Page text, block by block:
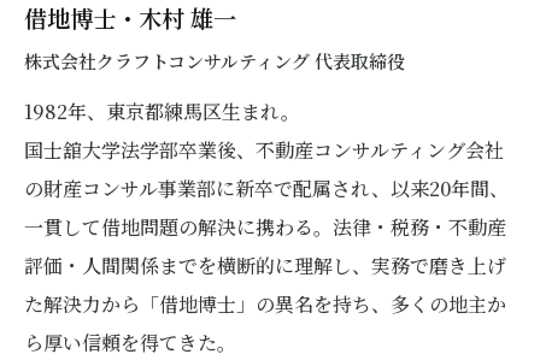
借地博士・木村 雄一
株式会社クラフトコンサルティング 代表取締役
1982年、東京都練馬区生まれ。
国士舘大学法学部卒業後、不動産コンサルティング会社
の財産コンサル事業部に新卒で配属され、以来20年間、
一貫して借地問題の解決に携わる。法律・税務・不動産
評価・人間関係までを横断的に理解し、実務で磨き上げ
た解決力から「借地博士」の異名を持ち、多くの地主か
ら厚い信頼を得てきた。